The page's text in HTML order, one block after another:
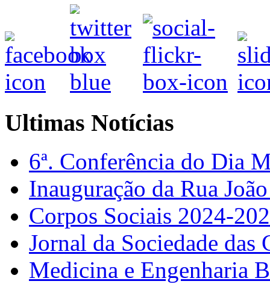
Ultimas Notícias
6ª. Conferência do Dia
Inauguração da Rua
Corpos Sociais 2024-
Jornal da Sociedade
Medicina e Engenharia